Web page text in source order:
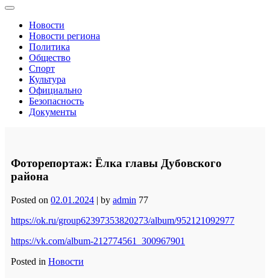
Новости
Новости региона
Политика
Общество
Спорт
Культура
Официально
Безопасность
Документы
Фоторепортаж: Ёлка главы Дубовского
района
Posted on 02.01.2024 | by admin 77
https://ok.ru/group62397353820273/album/952121092977
https://vk.com/album-212774561_300967901
Posted in Новости